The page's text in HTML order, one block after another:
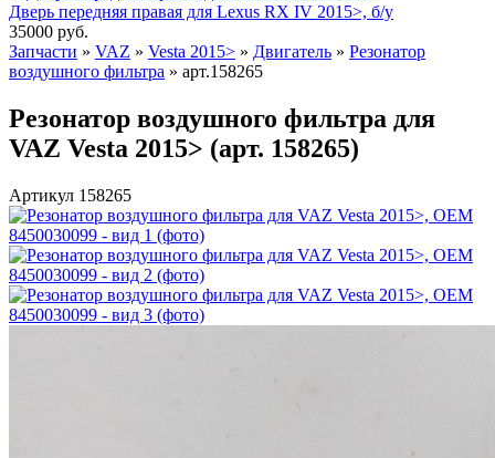
Дверь передняя правая для Lexus RX IV 2015>, б/у
35000 руб.
Запчасти » VAZ » Vesta 2015> » Двигатель » Резонатор
воздушного фильтра » арт.158265
Резонатор воздушного фильтра для
VAZ Vesta 2015> (арт. 158265)
Артикул 158265